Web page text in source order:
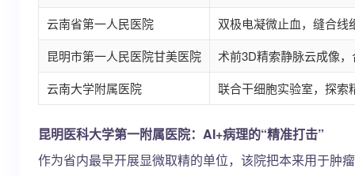
云南省第一人民医院
双极电凝微止血，缝合线
昆明市第一人民医院甘美医院
术前3D精索静脉云成像
云南大学附属医院
联合干细胞实验室，探索
昆明医科大学第一附属医院：AI+病理的“精准打击”
作为省内最早开展显微取精的单位，该院把本来用于肿